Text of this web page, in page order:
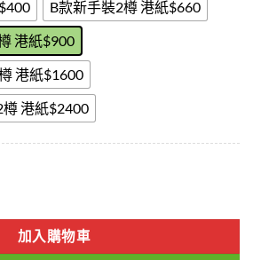
B款新手裝2樽 港紙$660
港紙$900
港紙$1600
港紙$2400
加入購物車